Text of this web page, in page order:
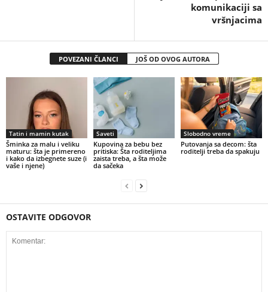
komunikaciji sa
vršnjacima
POVEZANI ČLANCI JOŠ OD OVOG AUTORA
Tatin i mamin kutak
Šminka za malu i veliku
maturu: šta je primereno
i kako da izbegnete suze (i
vaše i njene)
Saveti
Kupovina za bebu bez
pritiska: Šta roditeljima
zaista treba, a šta može
da sačeka
Slobodno vreme
Putovanja sa decom: šta
roditelji treba da spakuju
OSTAVITE ODGOVOR